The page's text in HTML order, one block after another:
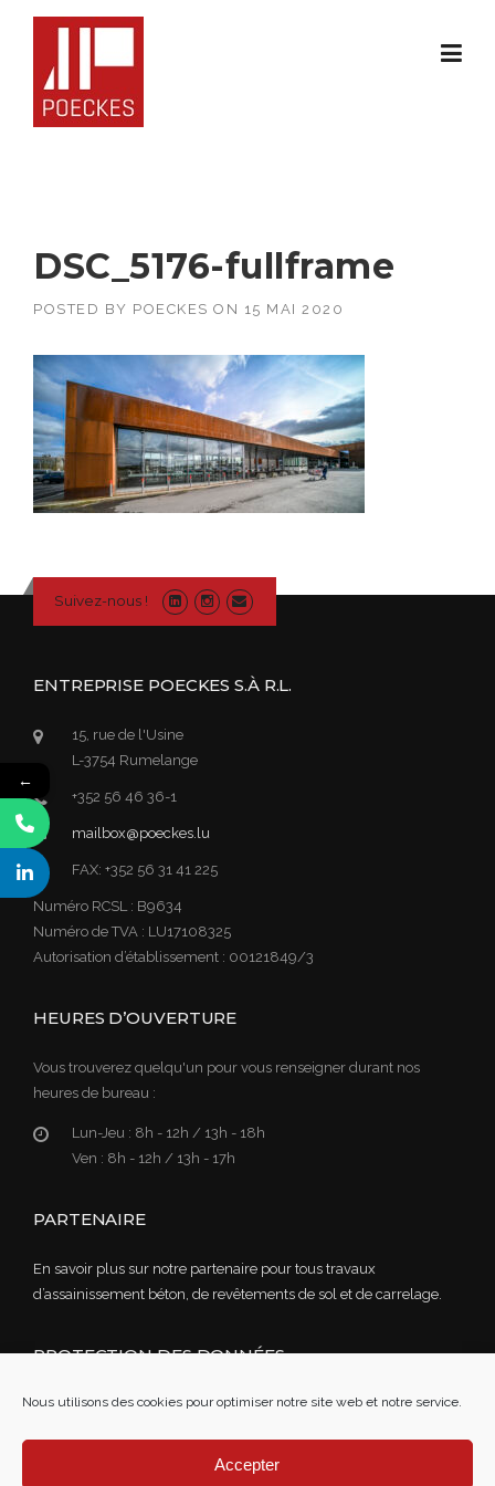
Nous utilisons des cookies pour optimiser notre site web et notre service.
Accepter
DSC_5176-fullframe
POSTED BY POECKES ON 15 MAI 2020
Suivez-nous !
ENTREPRISE POECKES S.À R.L.
15, rue de l'Usine
L-3754 Rumelange
+352 56 46 36-1
mailbox@poeckes.lu
FAX: +352 56 31 41 225
Numéro RCSL : B9634
Numéro de TVA : LU17108325
Autorisation d’établissement : 00121849/3
HEURES D’OUVERTURE
Vous trouverez quelqu'un pour vous renseigner durant nos
heures de bureau :
Lun-Jeu : 8h - 12h / 13h - 18h
Ven : 8h - 12h / 13h - 17h
PARTENAIRE
En savoir plus sur notre partenaire pour tous travaux
d’assainissement béton, de revêtements de sol et de carrelage.
PROTECTION DES DONNÉES
Lire notre politique de confidentialité des données
Mentions légales
←